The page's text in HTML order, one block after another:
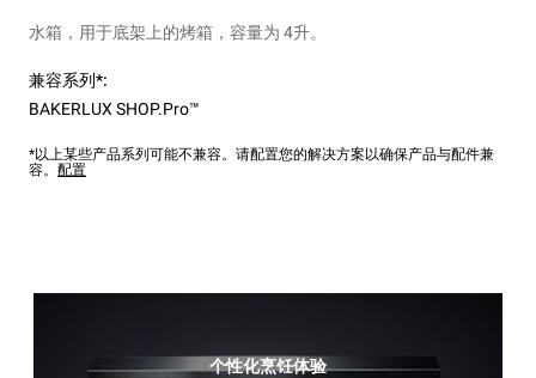
水箱，用于底架上的烤箱，容量为 4升。
兼容系列*:
BAKERLUX SHOP.Pro™
*以上某些产品系列可能不兼容。请配置您的解决方案以确保产品与配件兼
容。 配置
个性化烹饪体验